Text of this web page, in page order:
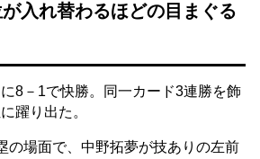
入れ替わるほどの目まぐる
8－1で快勝。同一カード3連勝を飾
躍り出た。
場面で、中野拓夢が技ありの左前